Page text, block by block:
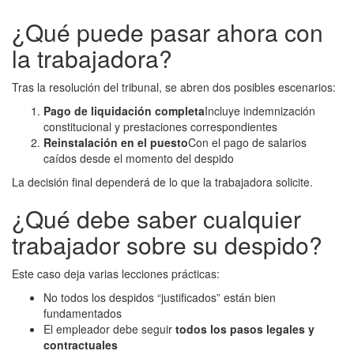
¿Qué puede pasar ahora con
la trabajadora?
Tras la resolución del tribunal, se abren dos posibles escenarios:
Pago de liquidación completaIncluye indemnización
constitucional y prestaciones correspondientes
Reinstalación en el puestoCon el pago de salarios
caídos desde el momento del despido
La decisión final dependerá de lo que la trabajadora solicite.
¿Qué debe saber cualquier
trabajador sobre su despido?
Este caso deja varias lecciones prácticas:
No todos los despidos “justificados” están bien
fundamentados
El empleador debe seguir todos los pasos legales y
contractuales